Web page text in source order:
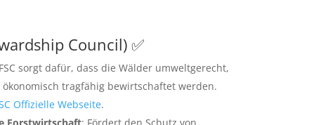
Council) ✅
sorgt dafür, dass die Wälder umweltgerecht,
tragfähig bewirtschaftet werden.
Offizielle Webseite.